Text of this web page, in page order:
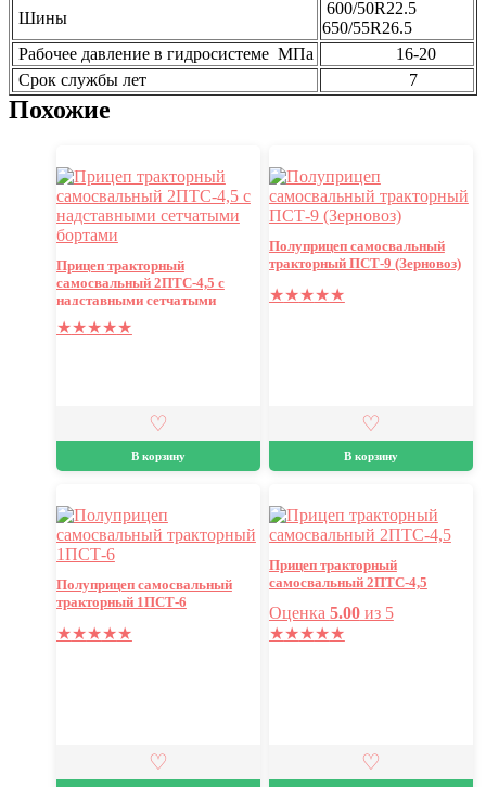
Шины
600/50R22.5
650/55R26.5
Рабочее давление в гидросистеме МПа
16-20
Срок службы лет
7
Похожие
Прицеп тракторный
самосвальный 2ПТС-4,5 с
надставными сетчатыми
бортами
★★★★★
В корзину
Полуприцеп самосвальный
тракторный ПСТ-9 (Зерновоз)
★★★★★
В корзину
Полуприцеп самосвальный
тракторный 1ПСТ-6
★★★★★
Прицеп тракторный
самосвальный 2ПТС-4,5
Оценка 5.00из 5
★★★★★